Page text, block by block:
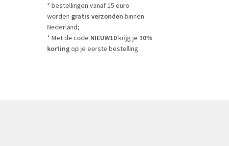
* bestellingen vanaf 15 euro
worden gratis verzonden binnen
Nederland;
* Met de code NIEUW10krijg je 10%
kortingop je eerste bestelling.